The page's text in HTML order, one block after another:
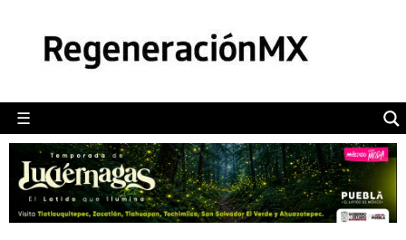
☰
POLÍTICA
CAMALEÓN
OPINIÓN
DEPORTES